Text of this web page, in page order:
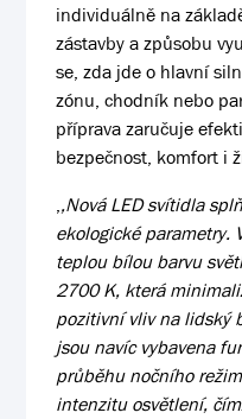
individuálně na
zástavby a způsobu
se, zda jde o hlavní
zónu, chodník nebo
příprava zaručuje
bezpečnost, komfort i
,,Nová LED svítidla
ekologické parametry.
teplou bílou barvu
2700 K, která
pozitivní vliv na lidský
jsou navíc vybavena
průběhu nočního
intenzitu osvětlení,